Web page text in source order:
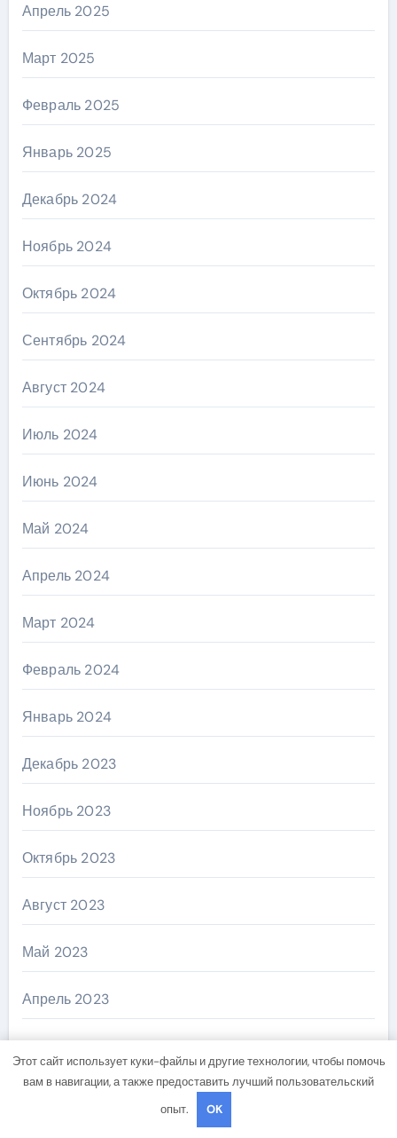
Апрель 2025
Март 2025
Февраль 2025
Январь 2025
Декабрь 2024
Ноябрь 2024
Октябрь 2024
Сентябрь 2024
Август 2024
Июль 2024
Июнь 2024
Май 2024
Апрель 2024
Март 2024
Февраль 2024
Январь 2024
Декабрь 2023
Ноябрь 2023
Октябрь 2023
Август 2023
Май 2023
Апрель 2023
Декабрь 2022
Ноябрь 2022
Этот сайт использует куки-файлы и другие технологии, чтобы помочь
вам в навигации, а также предоставить лучший пользовательский
опыт.
OK